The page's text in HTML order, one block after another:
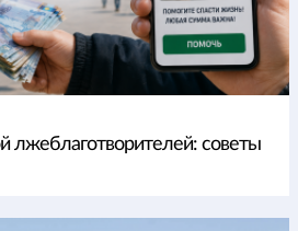
лжеблаготворителей: советы